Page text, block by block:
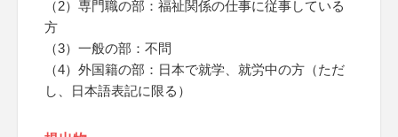
（2）専門職の部：福祉関係の仕事に従事している
方
（3）一般の部：不問
（4）外国籍の部：日本で就学、就労中の方（ただ
し、日本語表記に限る）